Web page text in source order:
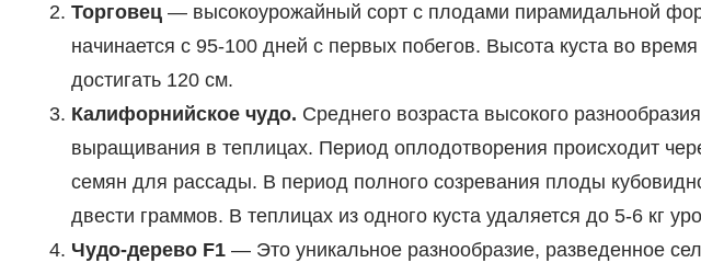
Торговец— высокоурожайный сорт с плодами пирамидальной
начинается с 95-100 дней с первых побегов. Высота куста во
достигать 120 см.
Калифорнийское чудо. Среднего возраста высокого
выращивания в теплицах. Период оплодотворения происходит
семян для рассады. В период полного созревания плоды
двести граммов. В теплицах из одного куста удаляется до 5-6 кг
Чудо-дерево F1— Это уникальное разнообразие, разведенное